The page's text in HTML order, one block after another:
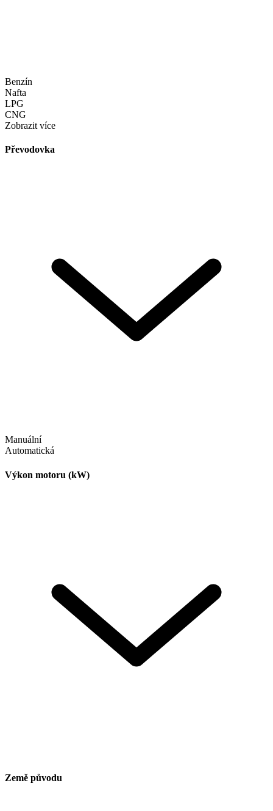
Benzín
Nafta
LPG
CNG
Zobrazit více
Převodovka
Manuální
Automatická
Výkon motoru (kW)
Země původu